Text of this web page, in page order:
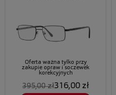
Oferta ważna tylko przy
zakupie opraw i soczewek
korekcyjnych
395,00 zł316,00 zł